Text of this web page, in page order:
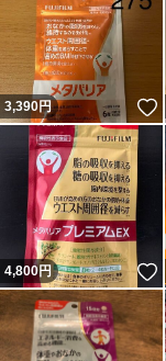
3,390円
4,800円